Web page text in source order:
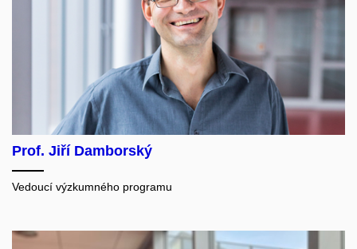
Prof. Jiří Damborský
Vedoucí výzkumného programu